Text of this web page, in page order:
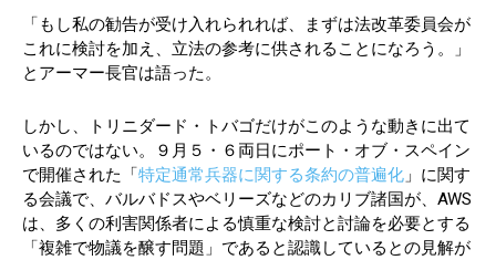
「もし私の勧告が受け入れられれば、まずは法改革委員会が
これに検討を加え、立法の参考に供されることになろう。」
とアーマー長官は語った。
しかし、トリニダード・トバゴだけがこのような動きに出て
いるのではない。９月５・６両日にポート・オブ・スペイン
で開催された「 特定通常兵器に関する条約の普遍化 」に関す
る会議で、バルバドスやベリーズなどのカリブ諸国が、AWS
は、多くの利害関係者による慎重な検討と討論を必要とする
「複雑で物議を醸す問題」であると認識しているとの見解が